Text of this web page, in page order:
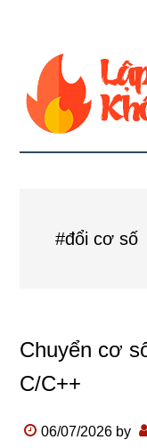
#đổi cơ số
Chuyển cơ
C/C++
06/07/2026 by